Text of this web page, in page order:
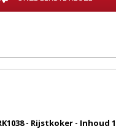
- Rijstkoker - Inhoud